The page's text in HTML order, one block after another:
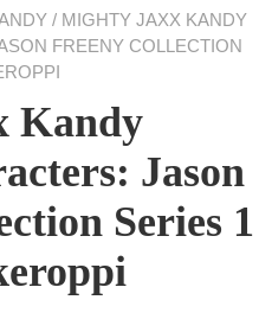
/ MIGHTY JAXX KANDY
FREENY COLLECTION
Kandy
Jason
Series 1